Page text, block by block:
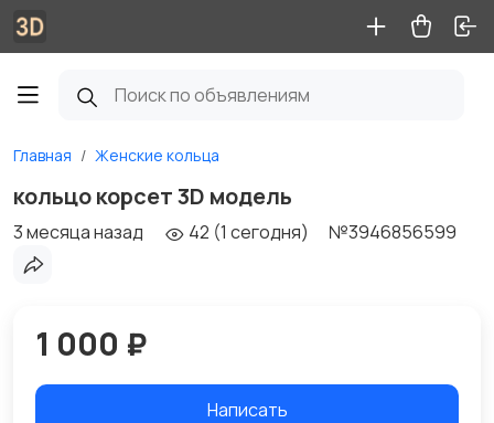
Главная Женские кольца
кольцо корсет 3D модель
3 месяца назад 42 (1 сегодня) №3946856599
1 000 ₽
Написать